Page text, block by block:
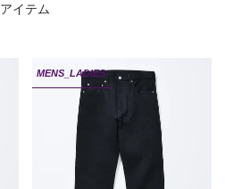
アイテム
MENS_LADIES